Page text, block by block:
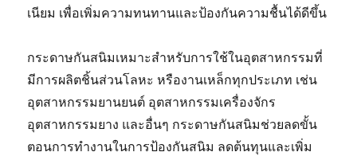
เนียม เพื่อเพิ่มความทนทานและป้องกันความชื้นได้ดีขึ้น
กระดาษกันสนิมเหมาะสำหรับการใช้ในอุตสาหกรรมที่
มีการผลิตชิ้นส่วนโลหะ หรืองานเหล็กทุกประเภท เช่น
อุตสาหกรรมยานยนต์ อุตสาหกรรมเครื่องจักร
อุตสาหกรรมยาง และอื่นๆ กระดาษกันสนิมช่วยลดขั้น
ตอนการทำงานในการป้องกันสนิม ลดต้นทุนและเพิ่ม